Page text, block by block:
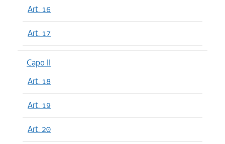
Art. 16
Art. 17
Capo II
Art. 18
Art. 19
Art. 20